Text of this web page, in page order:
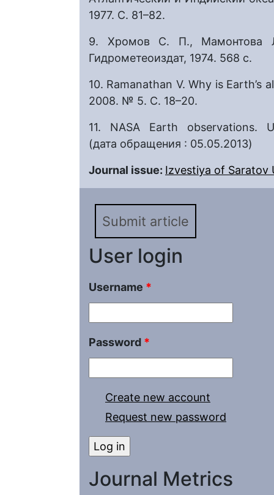
1977. C. 81–82.
9. Хромов С. П., Мамонтова
Гидрометеоиздат, 1974. 568 с.
10. Ramanathan V. Why is Earth’s
2008. № 5. С. 18–20.
11. NASA Earth observations.
(дата обращения : 05.05.2013)
Journal issue: Izvestiya of Saratov
Submit article
User login
Username *
Password *
Create new account
Request new password
Journal Metrics